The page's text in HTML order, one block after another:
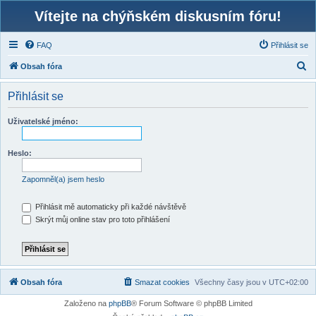
Vítejte na chýňském diskusním fóru!
FAQ Přihlásit se
Obsah fóra
l
Přihlásit se
Uživatelské jméno:
Heslo:
Zapomněl(a) jsem heslo
Přihlásit mě automaticky při každé návštěvě
Skrýt můj online stav pro toto přihlášení
Obsah fóra Všechny časy jsou v UTC+02:00
Smazat cookies
Založeno na phpBB® Forum Software © phpBB Limited